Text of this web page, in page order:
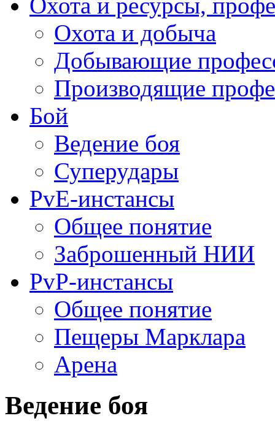
Охота и добыча
Добывающие
Производящие
Бой
Ведение боя
Суперудары
PvE-инстансы
Общее понятие
Заброшенный НИИ
PvP-инстансы
Общее понятие
Пещеры Марклара
Арена
Ведение боя